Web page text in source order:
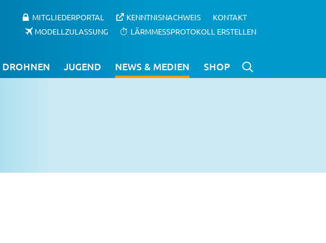
MITGLIEDERPORTAL KENNTNISNACHWEIS
KONTAKT
MODELLZULASSUNG
LÄRMMESSPROTOKOLL ERSTELLEN
DROHNEN JUGEND NEWS & MEDIEN SHOP